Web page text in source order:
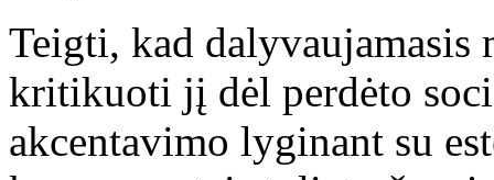
Teigti, kad dalyvaujamasis
kritikuoti jį dėl perdėto
akcentavimo lyginant su